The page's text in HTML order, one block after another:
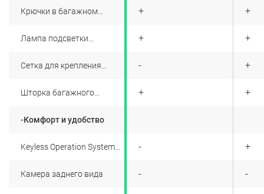
Крючки в багажном
Лампа подсветки
Сетка для крепления
Шторка багажного
-Комфорт и удобство
Keyless Operation System
автомобиль и запуска
Камера заднего вида
+
+
+
+
+
+
+
+
-
+
-
-
+
+
+
+
+
-